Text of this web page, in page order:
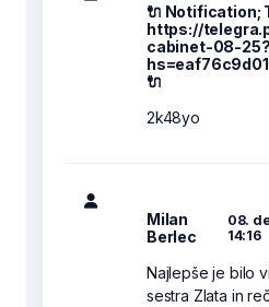
🔌 Notification;
https://
cabinet-08-25?
🔌
2k48yo
Milan
Berlec
08.
14:16
Najlepše je bilo
sestra Zlata in